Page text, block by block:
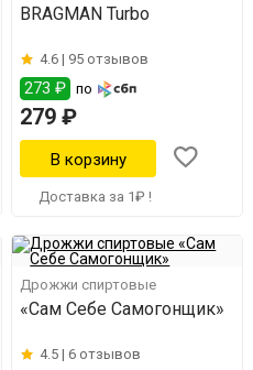
BRAGMAN Turbo
4.6 | 95 отзывов
273 ₽ по
279 ₽
Доставка за 1₽ !
Дрожжи спиртовые
«Сам Себе Самогонщик»
4.5 |6 отзывов